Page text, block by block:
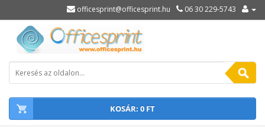
officesprint@officesprint.hu 06 30 229-5743
KOSÁR: 0 FT